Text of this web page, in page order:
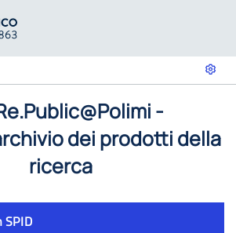
-
dei prodotti della
ricerca